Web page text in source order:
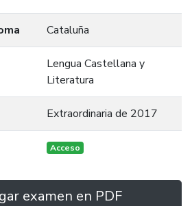
Cataluña
Lengua Castellana y
Literatura
Extraordinaria de 2017
Acceso
examen en PDF